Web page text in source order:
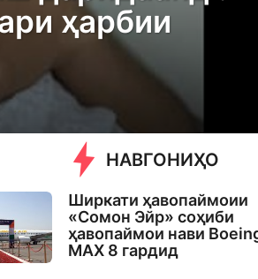
ҳарбии
НАВГОНИҲО
Ширкати ҳавопаймоии
«Сомон Эйр» соҳиби
ҳавопаймои нави
MAX 8 гардид